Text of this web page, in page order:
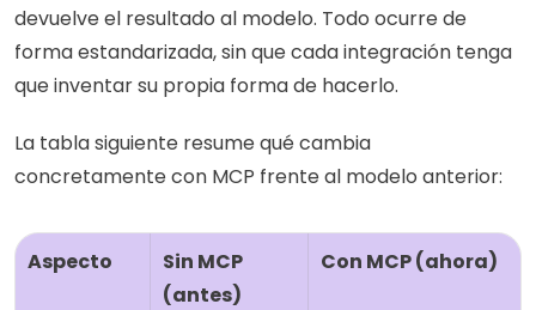
devuelve el resultado al modelo. Todo ocurre de
forma estandarizada, sin que cada integración tenga
que inventar su propia forma de hacerlo.
La tabla siguiente resume qué cambia
concretamente con MCP frente al modelo anterior:
Aspecto
Sin MCP
(antes)
Con MCP (ahora)